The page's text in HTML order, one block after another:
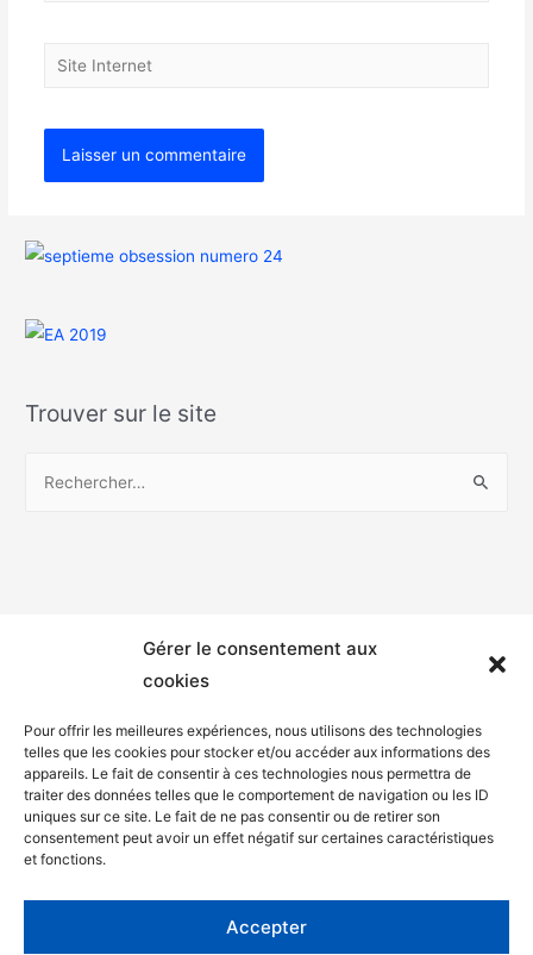
Gérer le consentement aux
cookies
Pour offrir les meilleures expériences, nous utilisons des technologies
telles que les cookies pour stocker et/ou accéder aux informations des
appareils. Le fait de consentir à ces technologies nous permettra de
traiter des données telles que le comportement de navigation ou les ID
uniques sur ce site. Le fait de ne pas consentir ou de retirer son
consentement peut avoir un effet négatif sur certaines caractéristiques
et fonctions.
Accepter
Trouver sur le site
Mentions légales
Politique de confidentialité